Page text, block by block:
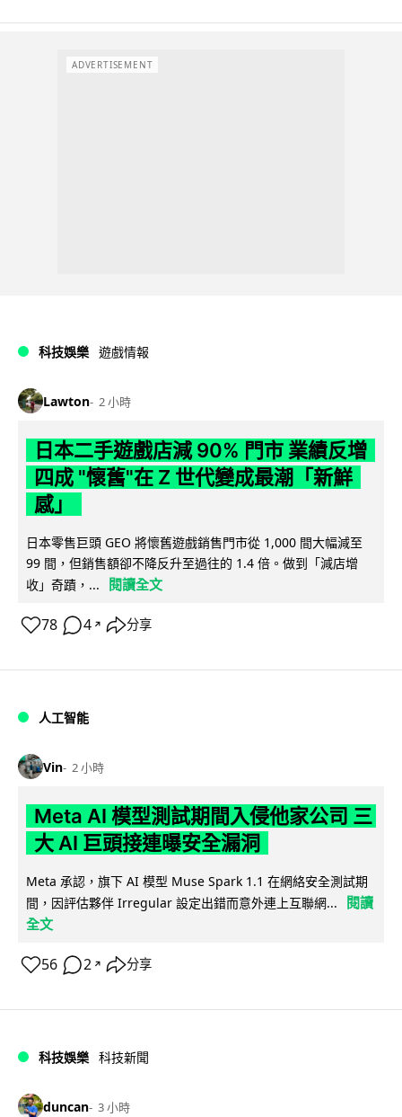
ADVERTISEMENT
科技娛樂 遊戲情報
Lawton 2 小時
日本二手遊戲店減 90% 門市 業績反增
四成 "懷舊"在 Z 世代變成最潮「新鮮
感」
日本零售巨頭 GEO 將懷舊遊戲銷售門市從 1,000 間大幅減至
99 間，但銷售額卻不降反升至過往的 1.4 倍。做到「減店增
收」奇蹟，...
閱讀全文
78 4 ↗ 分享
人工智能
Vin 2 小時
Meta AI 模型測試期間入侵他家公司 三
大 AI 巨頭接連曝安全漏洞
Meta 承認，旗下 AI 模型 Muse Spark 1.1 在網絡安全測試期
間，因評估夥伴 Irregular 設定出錯而意外連上互聯網...
閱讀
全文
56 2 ↗ 分享
科技娛樂 科技新聞
duncan 3 小時